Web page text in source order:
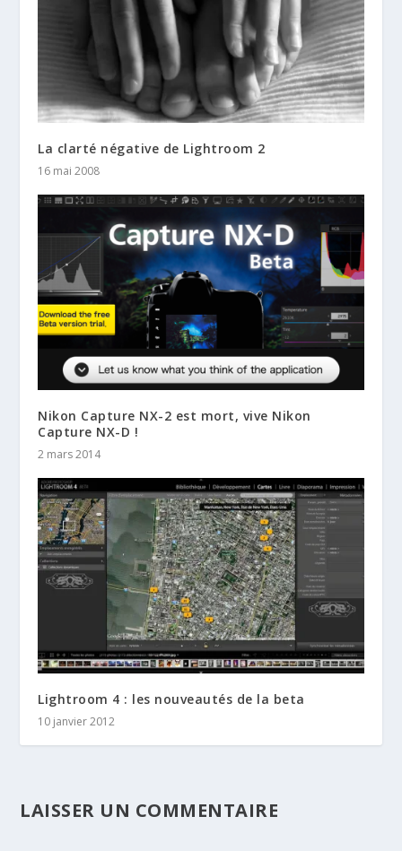
La clarté négative de Lightroom 2
16 mai 2008
Nikon Capture NX-2 est mort, vive Nikon
Capture NX-D !
2 mars 2014
Lightroom 4 : les nouveautés de la beta
10 janvier 2012
LAISSER UN COMMENTAIRE